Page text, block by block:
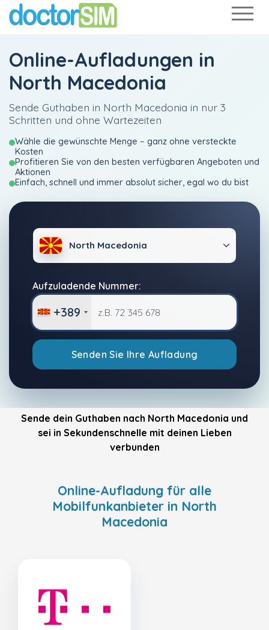
Online-Aufladungen in
North Macedonia
Sende Guthaben in North Macedonia in nur 3
Schritten und ohne Wartezeiten
Wähle die gewünschte Menge – ganz ohne versteckte
Kosten
Profitieren Sie von den besten verfügbaren Angeboten und
Aktionen
Einfach, schnell und immer absolut sicher, egal wo du bist
North Macedonia
Aufzuladende Nummer:
+389
Senden Sie Ihre Aufladung
Sende dein Guthaben nach North Macedonia und
sei in Sekundenschnelle mit deinen Lieben
verbunden
Online-Aufladung für alle
Mobilfunkanbieter in North
Macedonia